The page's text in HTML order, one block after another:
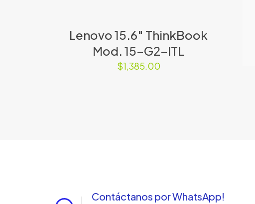
Lenovo 15.6″ ThinkBook
Mod. 15-G2-ITL
$1,385.00
Contáctanos por WhatsApp!